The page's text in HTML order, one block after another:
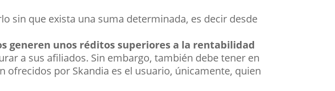
sin que exista una suma determinada, es decir desde
generen unos réditos superiores a la rentabilidad
a sus afiliados. Sin embargo, también debe tener en
por Skandia es el usuario, únicamente, quien